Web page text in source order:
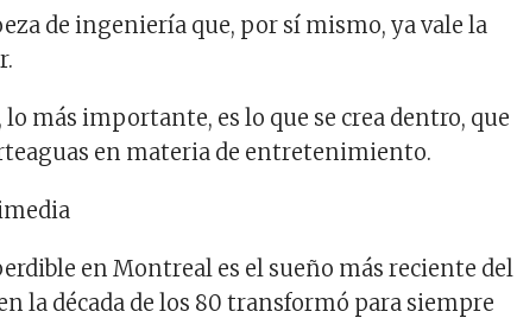
de ingeniería que, por sí mismo, ya vale la
lo más importante, es lo que se crea dentro, que
en materia de entretenimiento.
en Montreal es el sueño más reciente del
la década de los 80 transformó para siempre